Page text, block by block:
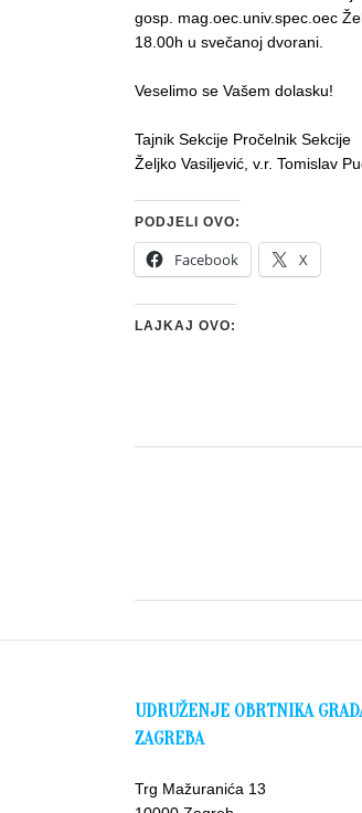
gosp. mag.oec.univ.spec.oec
18.00h u svečanoj dvorani.
Veselimo se Vašem dolasku!
Tajnik Sekcije Pročelnik Sekcije
Željko Vasiljević, v.r. Tomislav
PODJELI OVO:
Facebook X
LAJKAJ OVO:
UDRUŽENJE OBRTNIKA
ZAGREBA
Trg Mažuranića 13